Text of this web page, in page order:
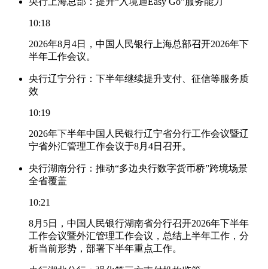
10:18
2026年8月4日，中国人民银行上海总部召开2026年下
半年工作会议。
央行辽宁分行：下半年继续提升支付、征信等服务质
效
10:19
2026年下半年中国人民银行辽宁省分行工作会议暨辽
宁省外汇管理工作会议于8月4日召开。
央行湖南分行：推动“多边央行数字货币桥”跨境场景
全省覆盖
10:21
8月5日，中国人民银行湖南省分行召开2026年下半年
工作会议暨外汇管理工作会议，总结上半年工作，分
析当前形势，部署下半年重点工作。